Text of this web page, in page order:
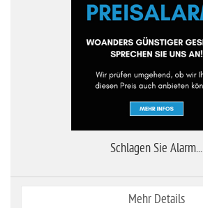
Schlagen Sie Alarm...
Mehr Details